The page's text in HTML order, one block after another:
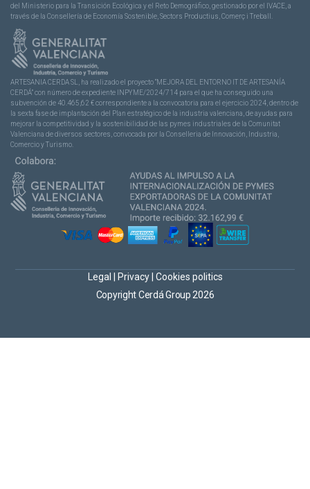
del Ministerio para la Transición Ecológica y el Reto Demográfico, gestionado por el IVACE, a
través de la Consellería de Economía Sostenible, Sectors Productius, Comerç i Treball.
ARTESANIA CERDA SL, ha realizado el proyecto “MEJORA DEL ENTORNO IT DE ARTESANÍA
CERDÁ” con número de expediente INPYME/2024/714 para el que ha conseguido una
subvención de 40.465,62 € correspondiente a la convocatoria para el ejercicio 2024, dentro de
la sexta fase de implantación del Plan estratégico de la industria valenciana, de ayudas para
mejorar la competitividad y la sostenibilidad de las pymes industriales de la Comunitat
Valenciana de diversos sectores, convocada por la Conselleria de Innovación, Industria,
Comercio y Turismo.
Copyright Cerdá Group 2026
Legal Privacy Cookies politics